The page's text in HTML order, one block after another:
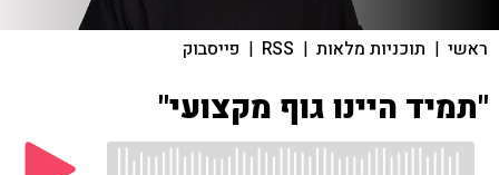
ראשי | תוכניות מלאות |
RSS
| פייסבוק
"תמיד היינו גוף מקצועי"